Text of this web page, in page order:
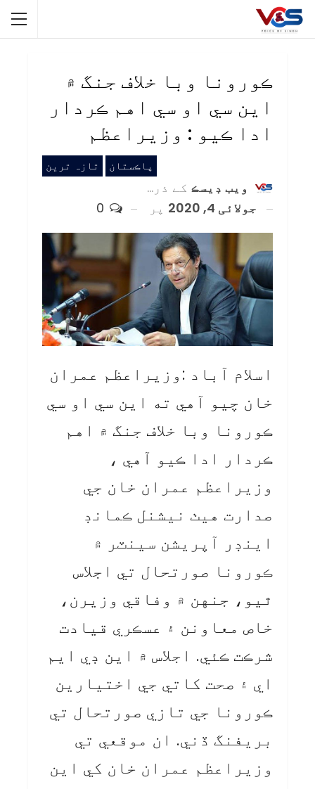
ڪورونا وبا خلاف جنگ ۾
اين سي او سي اهم ڪردار
ادا ڪيو : وزيراعظم
پاڪستان تازہ ترین
ويب ڊيسڪ کے ذریعہ
جولائی 4, 2020
پر
اسلام آباد :وزيراعظم عمران
خان چيو آهي ته اين سي او سي
ڪورونا وبا خلاف جنگ ۾ اهم
ڪردار ادا ڪيو آهي ،
وزيراعظم عمران خان جي
صدارت هيٺ نيشنل ڪمانڊ
اينڊر آپريشن سينٽر ۾
ڪورونا صورتحال تي اجلاس
ٿيو، جنهن ۾ وفاقي وزيرن،
خاص معاونن ۽ عسڪري قيادت
شرڪت ڪئي. اجلاس ۾ اين ڊي ايم
اي ۽ صحت کاتي جي اختيارين
ڪورونا جي تازي صورتحال تي
بريفنگ ڏني. ان موقعي تي
وزيراعظم عمران خان کي اين